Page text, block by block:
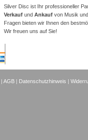
Silver Disc ist Ihr professioneller
Verkauf und Ankauf von Musik
Fragen bieten wir Ihnen den
Wir freuen uns auf Sie!
|AGB | Datenschutzhinweis |